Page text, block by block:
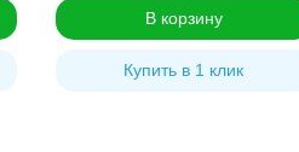
В корзину
Купить в 1 клик